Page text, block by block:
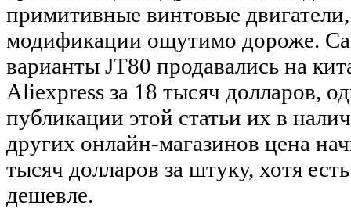
примитивные винтовые
модификации ощутимо дороже.
варианты JT80 продавались на
Aliexpress за 18 тысяч долларов,
публикации этой статьи их в
других онлайн-магазинов цена
тысяч долларов за штуку, хотя
дешевле.